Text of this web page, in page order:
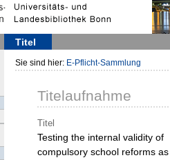
Titel
Sie sind hier: E-Pflicht-Sammlung
Titelaufnahme
Titel
Testing the internal validity of
compulsory school reforms as